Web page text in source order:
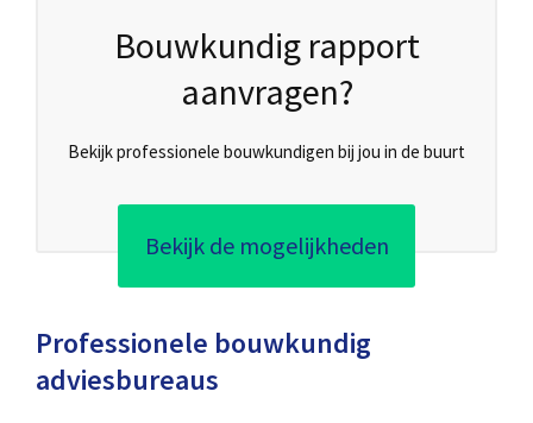
Bouwkundig rapport
aanvragen?
Bekijk professionele bouwkundigen bij jou in de buurt
Bekijk de mogelijkheden
Professionele bouwkundig
adviesbureaus